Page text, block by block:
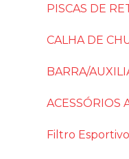
PISCAS DE
CALHA DE
BARRA/
ACESSÓRIOS
Filtro Esportivo